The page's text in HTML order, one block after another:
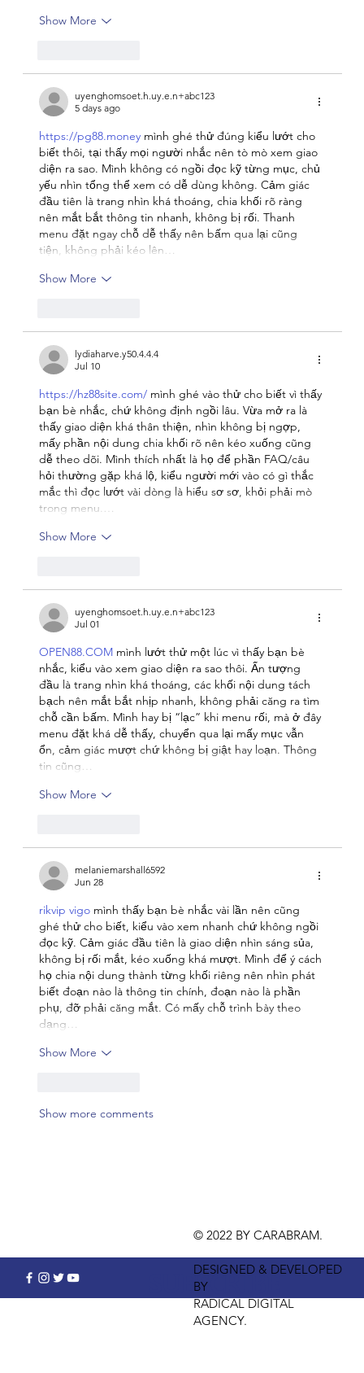
Show More
uyenghomsoet.h.uy.e.n+abc123
5 days ago
https://pg88.money mình ghé thử đúng kiểu lướt cho
biết thôi, tại thấy mọi người nhắc nên tò mò xem giao
diện ra sao. Mình không có ngồi đọc kỹ từng mục, chủ
yếu nhìn tổng thể xem có dễ dùng không. Cảm giác
đầu tiên là trang nhìn khá thoáng, chia khối rõ ràng
nên mắt bắt thông tin nhanh, không bị rối. Thanh
menu đặt ngay chỗ dễ thấy nên bấm qua lại cũng
tiện, không phải kéo lên…
Show More
lydiaharve.y50.4.4.4
Jul 10
https://hz88site.com/ mình ghé vào thử cho biết vì thấy
bạn bè nhắc, chứ không định ngồi lâu. Vừa mở ra là
thấy giao diện khá thân thiện, nhìn không bị ngợp,
mấy phần nội dung chia khối rõ nên kéo xuống cũng
dễ theo dõi. Mình thích nhất là họ để phần FAQ/câu
hỏi thường gặp khá lộ, kiểu người mới vào có gì thắc
mắc thì đọc lướt vài dòng là hiểu sơ sơ, khỏi phải mò
trong menu.…
Show More
uyenghomsoet.h.uy.e.n+abc123
Jul 01
OPEN88.COM mình lướt thử một lúc vì thấy bạn bè
nhắc, kiểu vào xem giao diện ra sao thôi. Ấn tượng
đầu là trang nhìn khá thoáng, các khối nội dung tách
bạch nên mắt bắt nhịp nhanh, không phải căng ra tìm
chỗ cần bấm. Mình hay bị “lạc” khi menu rối, mà ở đây
menu đặt khá dễ thấy, chuyển qua lại mấy mục vẫn
ổn, cảm giác mượt chứ không bị giật hay loạn. Thông
tin cũng…
Show More
melaniemarshall6592
Jun 28
rikvip vigo mình thấy bạn bè nhắc vài lần nên cũng
ghé thử cho biết, kiểu vào xem nhanh chứ không ngồi
đọc kỹ. Cảm giác đầu tiên là giao diện nhìn sáng sủa,
không bị rối mắt, kéo xuống khá mượt. Mình để ý cách
họ chia nội dung thành từng khối riêng nên nhìn phát
biết đoạn nào là thông tin chính, đoạn nào là phần
phụ, đỡ phải căng mắt. Có mấy chỗ trình bày theo
dạng…
Show More
Show more comments
SUBSCRIBE
© 2022 BY CARABRAM.
DESIGNED & DEVELOPED
BY
RADICAL DIGITAL
AGENCY.